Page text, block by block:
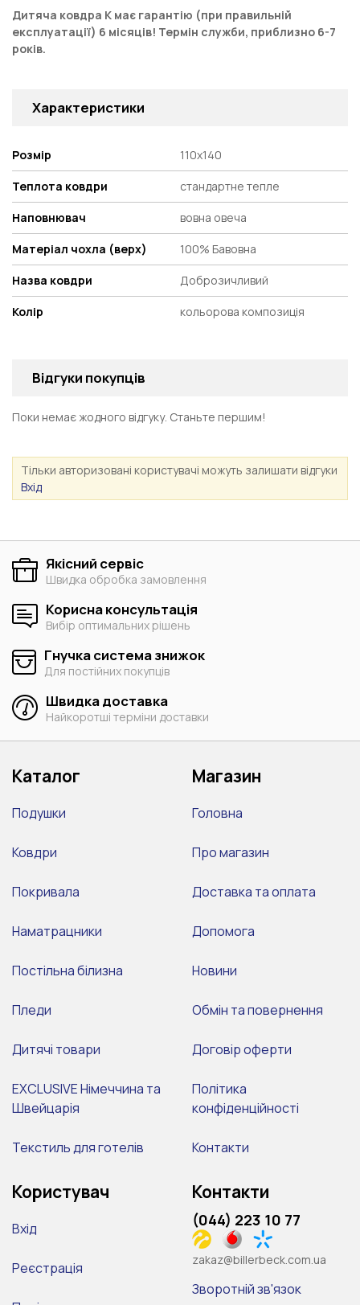
Дитяча ковдра К має гарантію (при правильній
експлуатації) 6 місяців! Термін служби, приблизно 6-7
років.
Характеристики
Розмір 110х140
Теплота ковдри стандартне тепле
Наповнювач вовна овеча
Матеріал чохла (верх) 100% Бавовна
Назва ковдри Доброзичливий
Колір кольорова композиція
Відгуки покупців
Поки немає жодного відгуку. Станьте першим!
Тільки авторизовані користувачі можуть залишати відгуки
Вхід
Якісний сервіс
Швидка обробка замовлення
Корисна консультація
Вибір оптимальних рішень
Гнучка система знижок
Для постійних покупців
Швидка доставка
Найкоротші терміни доставки
Каталог
Подушки
Ковдри
Покривала
Наматрацники
Постільна білизна
Пледи
Дитячі товари
EXCLUSIVE Німеччина та
Швейцарія
Текстиль для готелів
Магазин
Головна
Про магазин
Доставка та оплата
Допомога
Новини
Обмін та повернення
Договір оферти
Політика
конфіденційності
Контакти
Користувач
Вхід
Реєстрація
Контакти
(044) 223 10 77
zakaz@billerbeck.com.ua
Зворотній зв'язок